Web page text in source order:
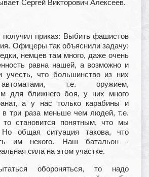
Сергей Викторович Алексеев.
получил приказ: Выбить фашистов
Офицеры так объяснили задачу:
немцев там много, даже очень
равна нашей, а возможно и
что большинство из них
т.е. оружием,
для ближнего боя, у них много
а у нас только карабины и
в три раза меньше чем людей, т.е.
становится понятным, что мы
общая ситуация такова, что
им некого. Наш батальон -
сила на этом участке.
обороняться, то надо